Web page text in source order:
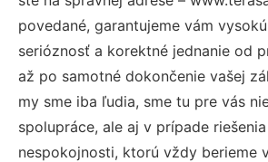
povedané, garantujeme vám
serióznosť a korektné jednanie od
až po samotné dokončenie vašej
my sme iba ľudia, sme tu pre vás
spolupráce, ale aj v prípade
nespokojnosti, ktorú vždy berieme